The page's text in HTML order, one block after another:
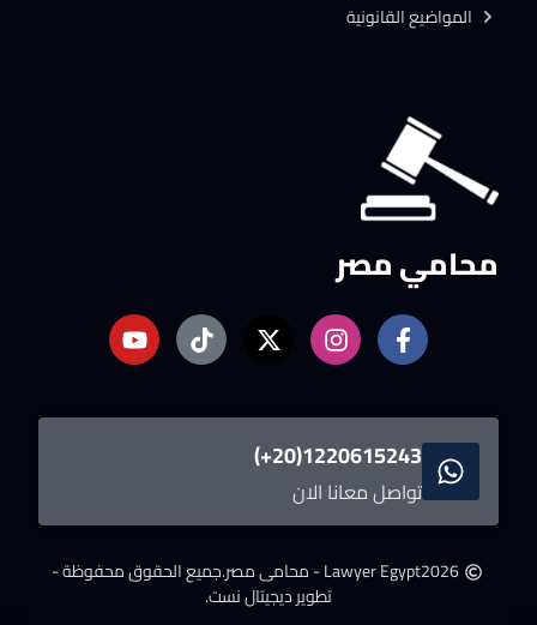
محامي مصر
1220615243(20+)
تواصل معانا الان
2026Lawyer Egypt - محامى مصر.
جميع الحقوق محفوظة -
تطوير ديجيتال نست.
المواضيع القانونية